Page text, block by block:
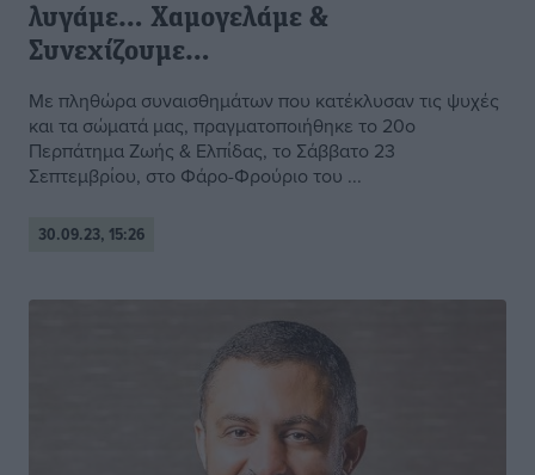
λυγάμε… Χαμογελάμε &
Συνεχίζουμε…
Με πληθώρα συναισθημάτων που κατέκλυσαν τις ψυχές
και τα σώματά μας, πραγματοποιήθηκε το 20ο
Περπάτημα Ζωής & Ελπίδας, τo Σάββατο 23
Σεπτεμβρίου, στο Φάρο-Φρούριο του ...
30.09.23, 15:26